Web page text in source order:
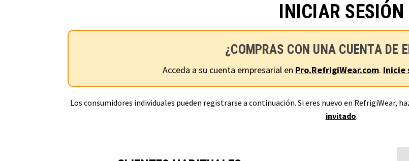
INICIAR SESIÓN
¿COMPRAS CON UNA CUENTA DE
Acceda a su cuenta empresarial en Pro.RefrigiWear.com. Inicie
Los consumidores individuales pueden registrarse a continuación. Si eres nuevo en RefrigiWear,
invitado.